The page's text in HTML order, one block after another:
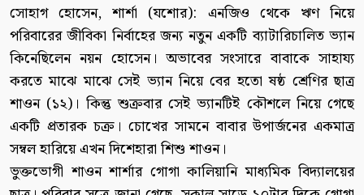
সোহাগ হোসেন, শার্শা (যশোর): এনজিও থেকে ঋণ নিয়ে
পরিবারের জীবিকা নির্বাহের জন্য নতুন একটি ব্যাটারিচালিত ভ্যান
কিনেছিলেন নয়ন হোসেন। অভাবের সংসারে বাবাকে সাহায্য
করতে মাঝে মাঝে সেই ভ্যান নিয়ে বের হতো ষষ্ঠ শ্রেণির ছাত্র
শাওন (১২)। কিন্তু শুক্রবার সেই ভ্যানটিই কৌশলে নিয়ে গেছে
একটি প্রতারক চক্র। চোখের সামনে বাবার উপার্জনের একমাত্র
সম্বল হারিয়ে এখন দিশেহারা শিশু শাওন।
ভুক্তভোগী শাওন শার্শার গোগা কালিয়ানি মাধ্যমিক বিদ্যালয়ের